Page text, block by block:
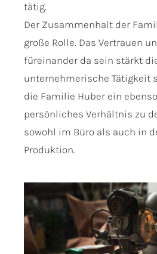
tätig.
Der Zusammenhalt der
große Rolle. Das Vertrauen
füreinander da sein stärkt
unternehmerische Tätigkeit
die Familie Huber ein
persönliches Verhältnis zu
sowohl im Büro als auch in
Produktion.